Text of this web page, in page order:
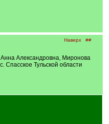
Наверх ##
Александровна, Миронова
Тульской области